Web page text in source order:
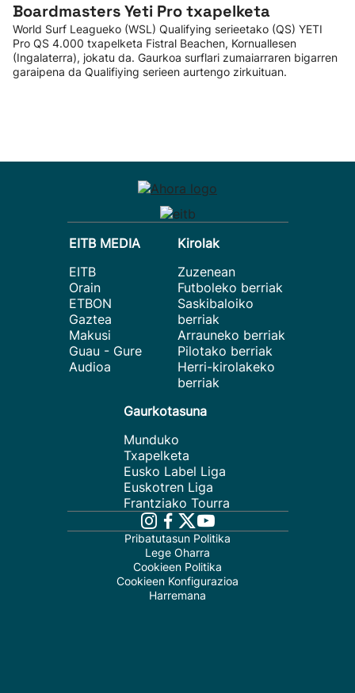
Boardmasters Yeti Pro txapelketa
World Surf Leagueko (WSL) Qualifying serieetako (QS) YETI
Pro QS 4.000 txapelketa Fistral Beachen, Kornuallesen
(Ingalaterra), jokatu da. Gaurkoa surflari zumaiarraren bigarren
garaipena da Qualifiying serieen aurtengo zirkuituan.
EITB MEDIA
EITB
Orain
ETBON
Gaztea
Makusi
Guau - Gure
Audioa
Kirolak
Zuzenean
Futboleko berriak
Saskibaloiko
berriak
Arrauneko berriak
Pilotako berriak
Herri-kirolakeko
berriak
Gaurkotasuna
Munduko
Txapelketa
Eusko Label Liga
Euskotren Liga
Frantziako Tourra
Pribatutasun Politika
Lege Oharra
Cookieen Politika
Cookieen Konfigurazioa
Harremana